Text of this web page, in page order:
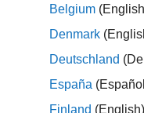
メモ: 以下は、現在の
す。ここに示された
ューターを使用して収
必要な MathWorks™ 製
Belgium
Denmark
Deutschland
España
Finland (English)